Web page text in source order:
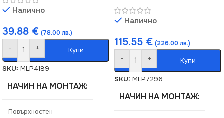
Налично
39.88 € (78.00 лв.)
- + Купи
SKU: MLP4189
НАЧИН НА МОНТАЖ
Повърхностен
Налично
115.55 € (226.00 лв.)
- + Купи
SKU: MLP7296
НАЧИН НА МОНТАЖ